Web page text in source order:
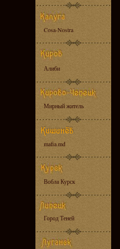
Cosa-Nostra
Алиби
Мирный житель
mafia.md
Вобла Курск
Город Теней